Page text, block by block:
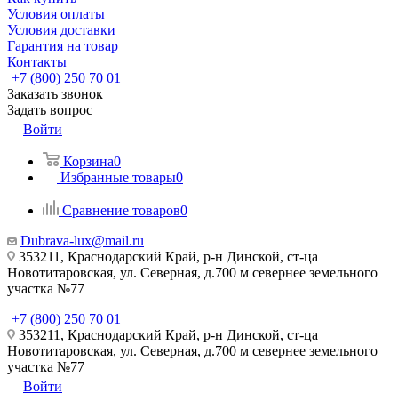
Условия оплаты
Условия доставки
Гарантия на товар
Контакты
+7 (800) 250 70 01
Заказать звонок
Задать вопрос
Войти
Корзина0
Избранные товары0
Сравнение товаров0
Dubrava-lux@mail.ru
353211, Краснодарский Край, р-н Динской, ст-ца
Новотитаровская, ул. Северная, д.700 м севернее земельного
участка №77
+7 (800) 250 70 01
353211, Краснодарский Край, р-н Динской, ст-ца
Новотитаровская, ул. Северная, д.700 м севернее земельного
участка №77
Войти